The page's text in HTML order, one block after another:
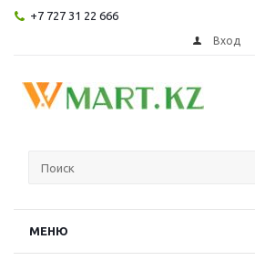
+7 727 31 22 666
Вход
МЕНЮ